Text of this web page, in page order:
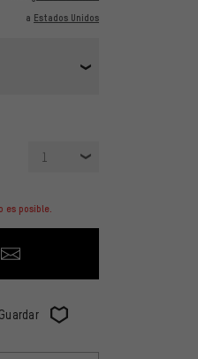
a Estados Unidos
1
es posible.
Guardar